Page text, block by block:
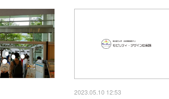
2023.05.10 12:53